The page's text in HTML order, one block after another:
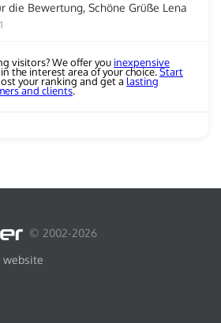
die Bewertung, Schöne Grüße Lena
visitors? We offer you inexpensive
in the interest area of your choice.Start
your ranking and get a lasting
and clients.
© 2002-2026
website